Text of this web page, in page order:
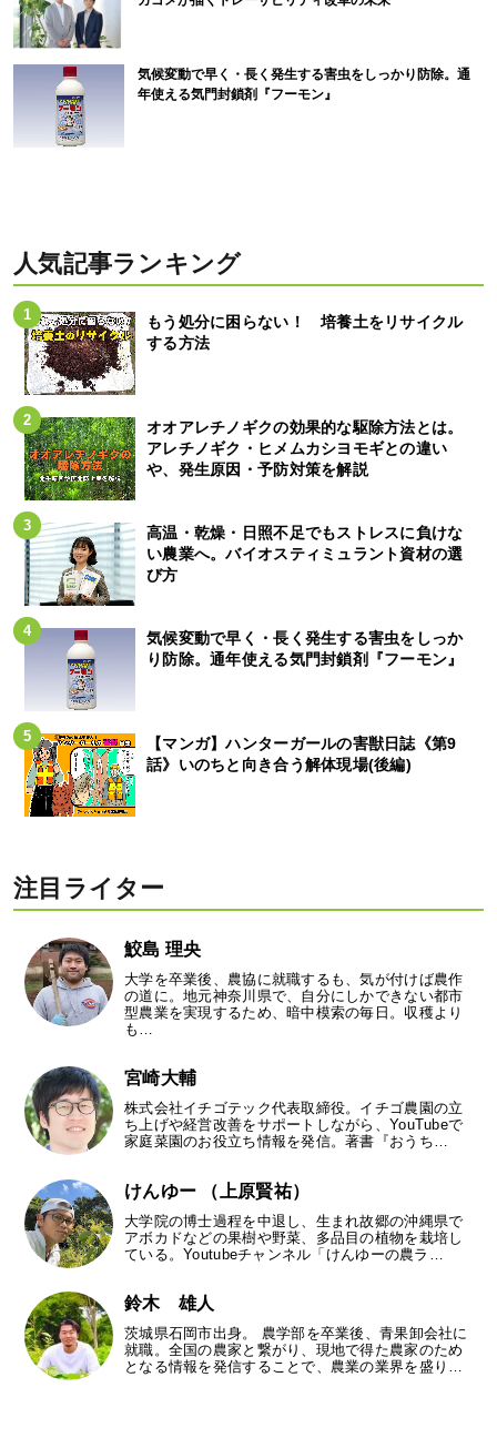
気候変動で早く・長く発生する害虫をしっかり防除。通
年使える気門封鎖剤『フーモン』
人気記事ランキング
もう処分に困らない！ 培養土をリサイクル
する方法
オオアレチノギクの効果的な駆除方法とは。
アレチノギク・ヒメムカシヨモギとの違い
や、発生原因・予防対策を解説
高温・乾燥・日照不足でもストレスに負けな
い農業へ。バイオスティミュラント資材の選
び方
気候変動で早く・長く発生する害虫をしっか
り防除。通年使える気門封鎖剤『フーモン』
【マンガ】ハンターガールの害獣日誌《第9
話》いのちと向き合う解体現場(後編)
注目ライター
鮫島 理央
大学を卒業後、農協に就職するも、気が付けば農作
の道に。地元神奈川県で、自分にしかできない都市
型農業を実現するため、暗中模索の毎日。収穫より
も…
宮崎大輔
株式会社イチゴテック代表取締役。イチゴ農園の立
ち上げや経営改善をサポートしながら、YouTubeで
家庭菜園のお役立ち情報を発信。著書『おうち…
けんゆー （上原賢祐）
大学院の博士過程を中退し、生まれ故郷の沖縄県で
アボカドなどの果樹や野菜、多品目の植物を栽培し
ている。Youtubeチャンネル「けんゆーの農ラ…
鈴木 雄人
茨城県石岡市出身。 農学部を卒業後、青果卸会社に
就職。全国の農家と繋がり、現地で得た農家のため
となる情報を発信することで、農業の業界を盛り…